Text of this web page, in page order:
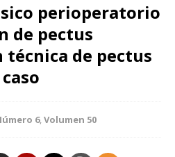
perioperatorio
de pectus
técnica de pectus
6,Volumen 50